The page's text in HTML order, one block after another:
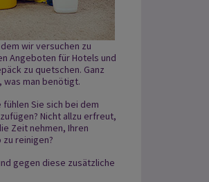
wir versuchen zu
Angeboten für Hotels und
zu quetschen. Ganz
was man benötigt.
Sie sich bei dem
Nicht allzu erfreut,
Zeit nehmen, Ihren
reinigen?
gegen diese zusätzliche